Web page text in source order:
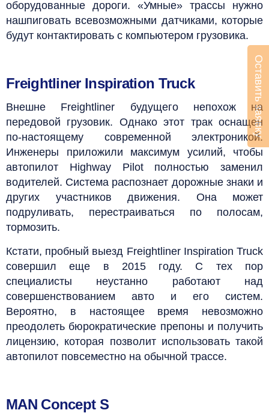
оборудованные дороги. «Умные» трассы нужно
нашпиговать всевозможными датчиками, которые
будут контактировать с компьютером грузовика.
Freightliner Inspiration Truck
Внешне Freightliner будущего непохож на
передовой грузовик. Однако этот трак оснащен
по-настоящему современной электроникой.
Инженеры приложили максимум усилий, чтобы
автопилот Highway Pilot полностью заменил
водителей. Система распознает дорожные знаки и
других участников движения. Она может
подруливать, перестраиваться по полосам,
тормозить.
Кстати, пробный выезд Freightliner Inspiration Truck
совершил еще в 2015 году. С тех пор
специалисты неустанно работают над
совершенствованием авто и его систем.
Вероятно, в настоящее время невозможно
преодолеть бюрократические препоны и получить
лицензию, которая позволит использовать такой
автопилот повсеместно на обычной трассе.
MAN Concept S
Оставить заявку